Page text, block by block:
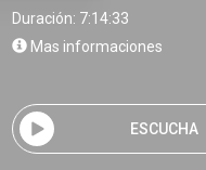
Duración: 7:14:33
Mas informaciones
ESCUCHA